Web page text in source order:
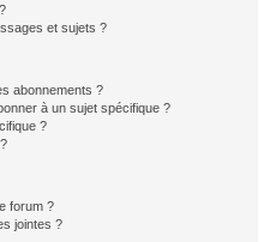
et sujets ?
abonnements ?
à un sujet spécifique ?
?
forum ?
jointes ?